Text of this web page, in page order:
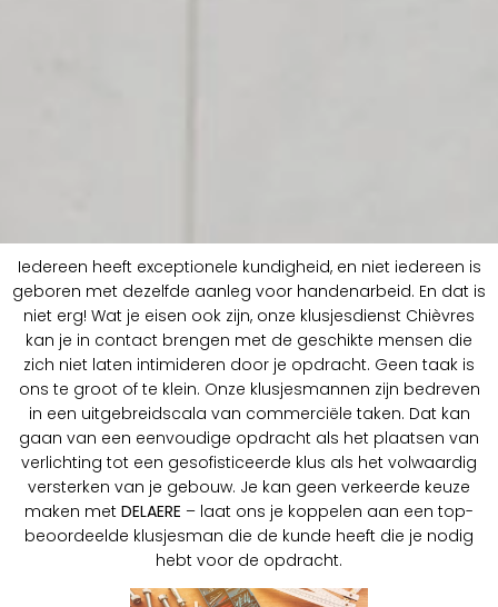
Iedereen heeft exceptionele kundigheid, en niet iedereen is
geboren met dezelfde aanleg voor handenarbeid. En dat is
niet erg! Wat je eisen ook zijn, onze klusjesdienst Chièvres
kan je in contact brengen met de geschikte mensen die
zich niet laten intimideren door je opdracht. Geen taak is
ons te groot of te klein. Onze klusjesmannen zijn bedreven
in een uitgebreidscala van commerciële taken. Dat kan
gaan van een eenvoudige opdracht als het plaatsen van
verlichting tot een gesofisticeerde klus als het volwaardig
versterken van je gebouw. Je kan geen verkeerde keuze
maken met DELAERE – laat ons je koppelen aan een top-
beoordeelde klusjesman die de kunde heeft die je nodig
hebt voor de opdracht.